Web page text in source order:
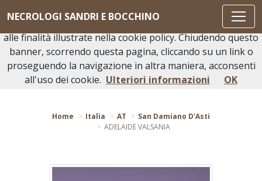
NECROLOGI SANDRI E BOCCHINO
Torna indietro
Home Italia AT
San Damiano D'Asti
ADELAIDE VALSANIA
Questo sito o gli strumenti terzi da questo utilizzati si
avvalgono di cookie necessari al funzionamento ed utili
alle finalità illustrate nella cookie policy. Chiudendo questo
banner, scorrendo questa pagina, cliccando su un link o
proseguendo la navigazione in altra maniera, acconsenti
all'uso dei cookie. Ulteriori informazioni OK